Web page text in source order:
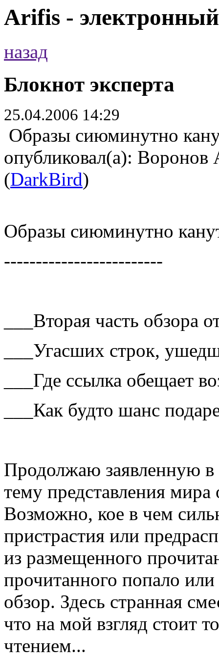
Arifis -
назад
Блокнот эксперта
25.04.2006 14:29
Образы сиюминутно
опубликовал(а):
(DarkBird)
Образы сиюминутно
-------------------------
___Вторая часть обзора
___Угасших строк,
___Где ссылка обещает
___Как будто шанс
Продолжаю заявленную
тему представления
Возможно, кое в чем
пристрастия или
из размещенного
прочитанного попало
обзор. Здесь странная
что на мой взгляд стоит
чтением...